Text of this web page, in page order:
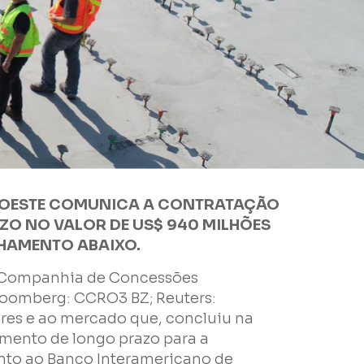
COMUNICA A CONTRATAÇÃO
NO VALOR DE US$ 940 MILHÕES
ABAIXO.
de Concessões
CCRO3 BZ; Reuters:
e ao mercado que, concluiu na
de longo prazo para a
ao Banco Interamericano de